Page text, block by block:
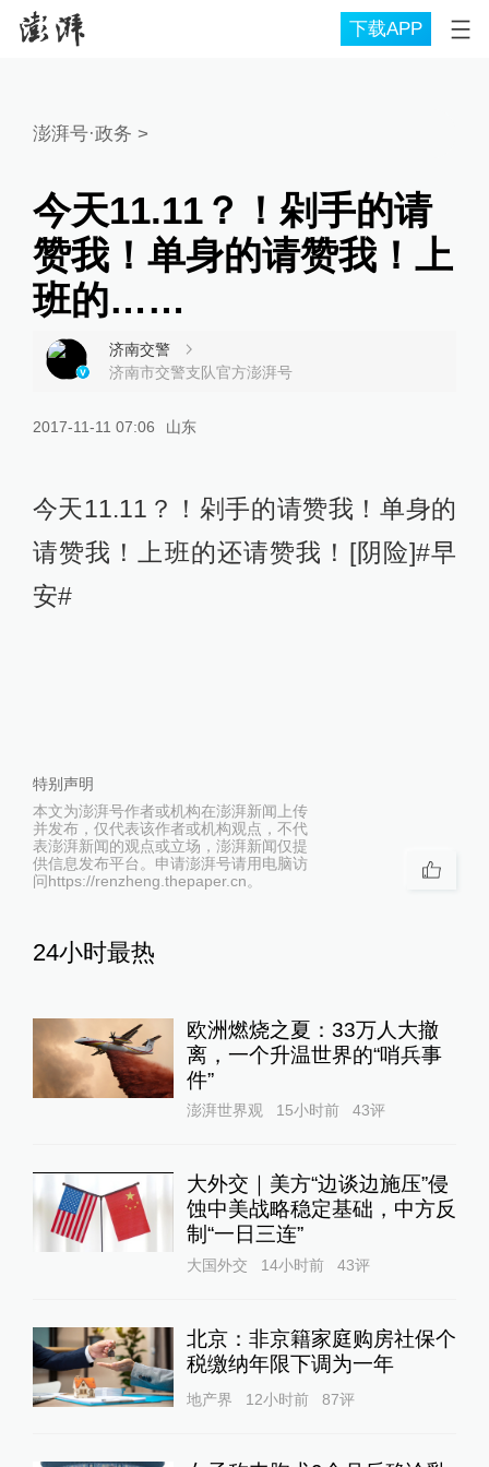
下载APP
澎湃号·政务 >
今天11.11？！剁手的请
赞我！单身的请赞我！上
班的……
济南交警
济南市交警支队官方澎湃号
2017-11-11 07:06 山东
今天11.11？！剁手的请赞我！单身的
请赞我！上班的还请赞我！[阴险]#早
安#
特别声明
本文为澎湃号作者或机构在澎湃新闻上传
并发布，仅代表该作者或机构观点，不代
表澎湃新闻的观点或立场，澎湃新闻仅提
供信息发布平台。申请澎湃号请用电脑访
问https://renzheng.thepaper.cn。
24小时最热
欧洲燃烧之夏：33万人大撤
离，一个升温世界的“哨兵事
件”
澎湃世界观 15小时前 43评
大外交｜美方“边谈边施压”侵
蚀中美战略稳定基础，中方反
制“一日三连”
大国外交 14小时前 43评
北京：非京籍家庭购房社保个
税缴纳年限下调为一年
地产界 12小时前 87评